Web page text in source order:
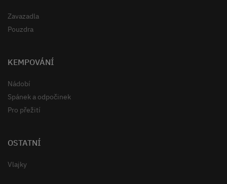
Zavazadla
Pouzdra
KEMPOVÁNÍ
Nádobí
Spánek a odpočinek
Pro přežití
OSTATNÍ
Vlajky